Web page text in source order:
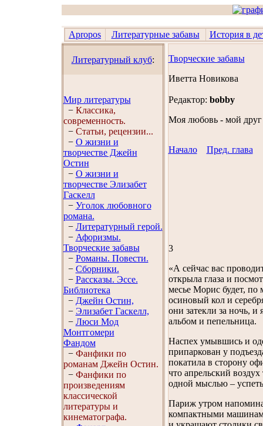
Apropos Литературные забавы История в
Литературный клуб:
Мир литературы
− Классика,
современность.
− Статьи, рецензии...
− О жизни и
творчестве Джейн
Остин
− О жизни и
творчестве Элизабет
Гaскелл
− Уголок любовного
романа.
− Литературный герой.
− Афоризмы.
Творческие забавы
− Романы. Повести.
− Сборники.
− Рассказы. Эссe.
Библиотека
− Джейн Остин,
− Элизабет Гaскелл,
− Люси Мод
Монтгомери
Фандом
− Фанфики по
романам Джейн Остин.
− Фанфики по
произведениям
классической
литературы и
кинематографа.
Творческие забавы
Иветта Новикова
Редактор: bobby
Моя любовь - мой друг
Начало Пред. глава
3
«А сейчас вас
открыла глаза и
месье Морис будет, по
осиновый кол и
они затекли за ночь, и
альбом и пепельница.
Наспех умывшись и
припаркован у
покатила в сторону
что апрельский
одной мыслью –
Париж утром
компактными